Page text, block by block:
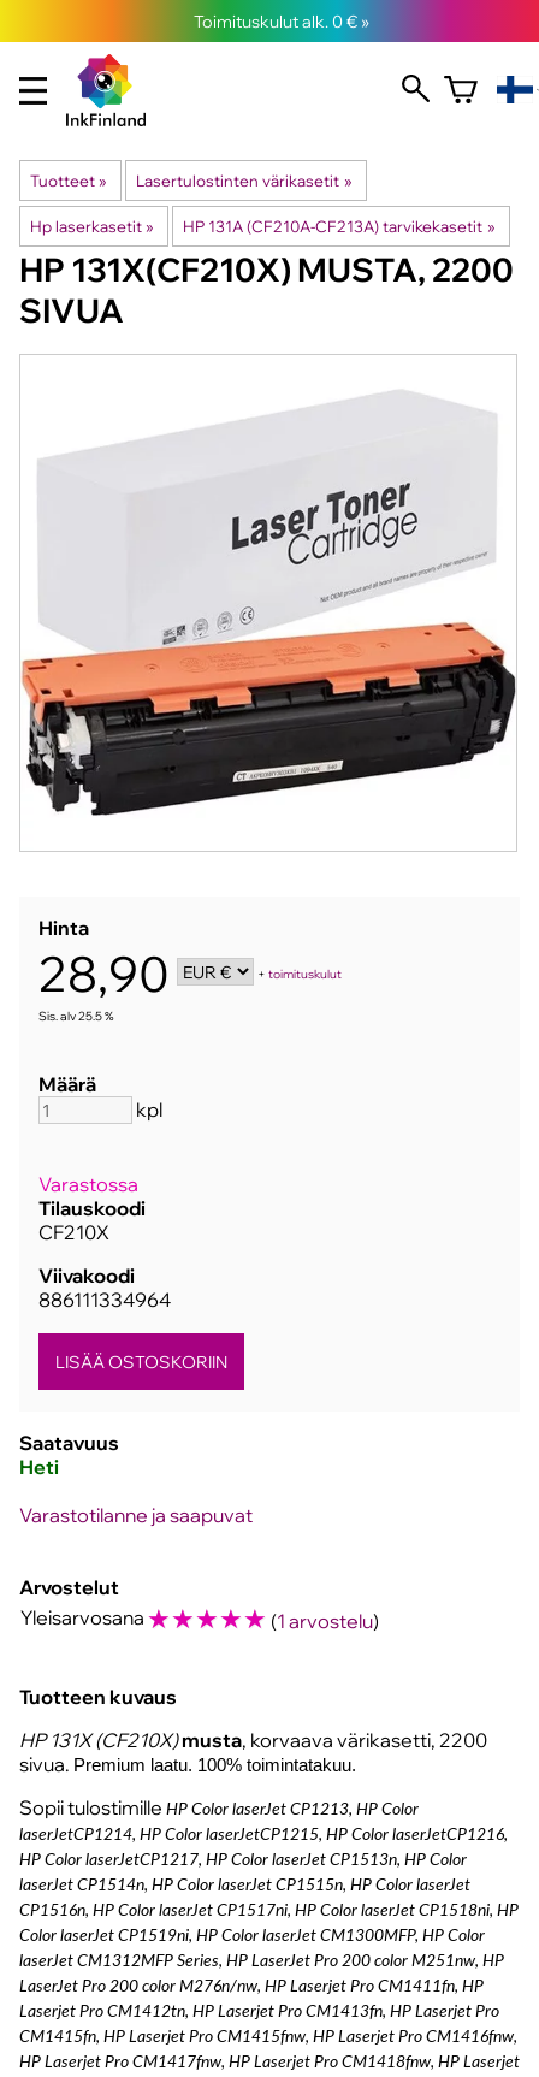
Toimituskulut alk. 0 € »
Tuotteet ‪» Lasertulostinten värikasetit ‪»
Hp laserkasetit ‪» HP 131A (CF210A-CF213A) tarvikekasetit ‪»
HP 131X(CF210X) MUSTA, 2200
SIVUA
Hinta
28,90 +toimituskulut
Sis. alv 25.5 %
Määrä
kpl
Varastossa
Tilauskoodi
CF210X
Viivakoodi
886111334964
Saatavuus
Heti
Varastotilanne ja saapuvat
Arvostelut
Yleisarvosana ☆☆☆☆☆ (1 arvostelu)
Tuotteen kuvaus
HP 131X (CF210X) musta, korvaava värikasetti, 2200
sivua. Premium laatu. 100% toimintatakuu.
Sopii tulostimille HP Color laserJet CP1213, HP Color
laserJetCP1214, HP Color laserJetCP1215, HP Color laserJetCP1216,
HP Color laserJetCP1217, HP Color laserJet CP1513n, HP Color
laserJet CP1514n, HP Color laserJet CP1515n, HP Color laserJet
CP1516n, HP Color laserJet CP1517ni, HP Color laserJet CP1518ni, HP
Color laserJet CP1519ni, HP Color laserJet CM1300MFP, HP Color
laserJet CM1312MFP Series, HP LaserJet Pro 200 color M251nw, HP
LaserJet Pro 200 color M276n/nw, HP Laserjet Pro CM1411fn, HP
Laserjet Pro CM1412tn, HP Laserjet Pro CM1413fn, HP Laserjet Pro
CM1415fn, HP Laserjet Pro CM1415fnw, HP Laserjet Pro CM1416fnw,
HP Laserjet Pro CM1417fnw, HP Laserjet Pro CM1418fnw, HP Laserjet